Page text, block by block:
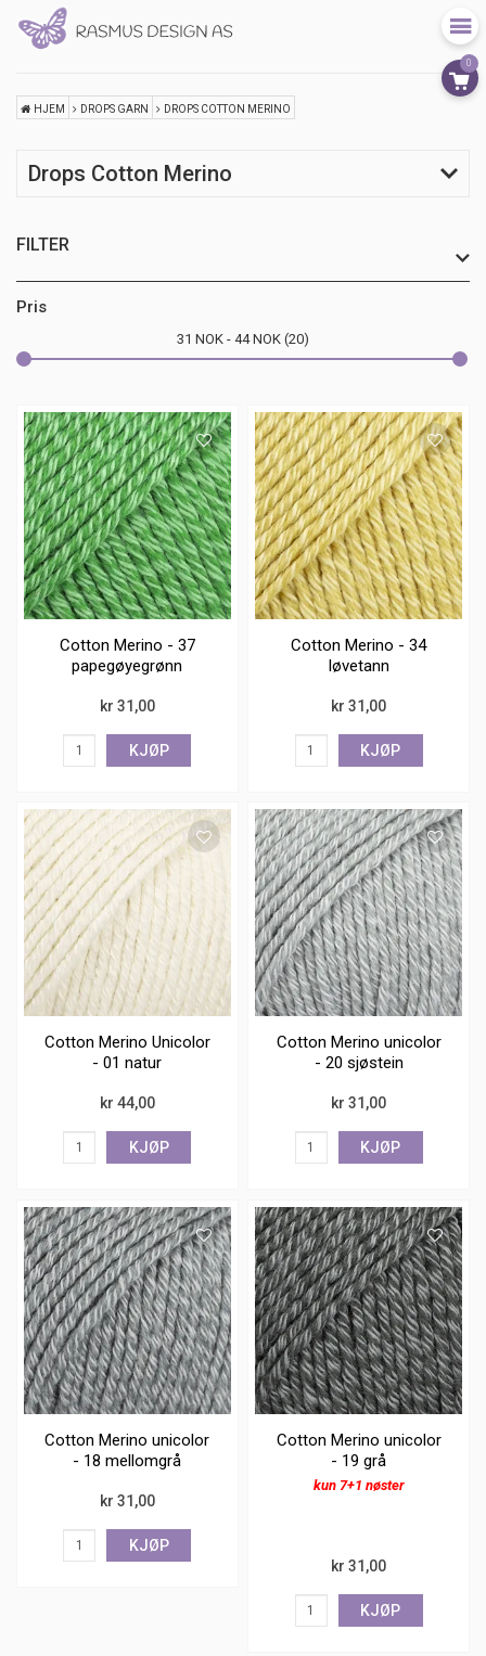
0
HJEM DROPS GARN DROPS COTTON MERINO
Drops Cotton Merino
FILTER
Pris
31 NOK 44 NOK 20
Cotton Merino - 37
papegøyegrønn
kr 31,00
KJØP
Cotton Merino - 34
løvetann
kr 31,00
KJØP
Cotton Merino Unicolor
- 01 natur
kr 44,00
KJØP
Cotton Merino unicolor
- 20 sjøstein
kr 31,00
KJØP
Cotton Merino unicolor
- 18 mellomgrå
kr 31,00
KJØP
Cotton Merino unicolor
- 19 grå
kun 7+1 nøster
kr 31,00
KJØP